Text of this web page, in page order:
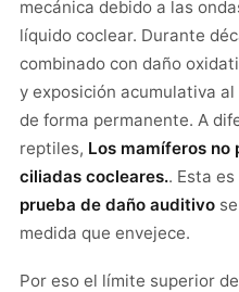
mecánica debido a las
líquido coclear. Durante
combinado con daño
y exposición acumulativa
de forma permanente. A
reptiles, Los mamíferos no
ciliadas cocleares.. Esta
prueba de daño auditivo
medida que envejece.
Por eso el límite superior